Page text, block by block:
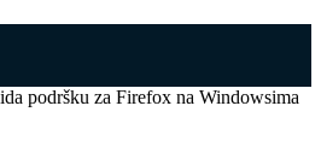
podršku za Firefox na Windowsima